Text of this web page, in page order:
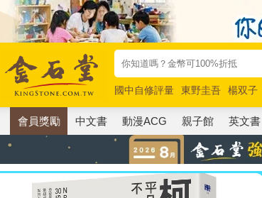
國中自修評量 東野圭吾 楊双子
唯紅花綻放
奧德賽 路邊攤新作
會員獎勵 中文書 動漫ACG 親子館 英文書